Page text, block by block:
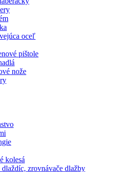
oceľ
pištole
nože
kolesá
dlaždíc, zrovnávače dlažby